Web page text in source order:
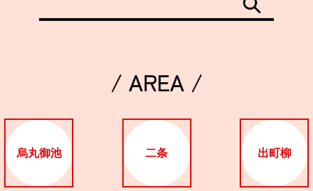
/ AREA /
烏丸御池 二条 出町柳